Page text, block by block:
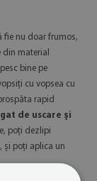
fie nu doar frumos,
material
bine pe
cu vopsea cu
rapid
de uscare și
poți dezlipi
și poți aplica un